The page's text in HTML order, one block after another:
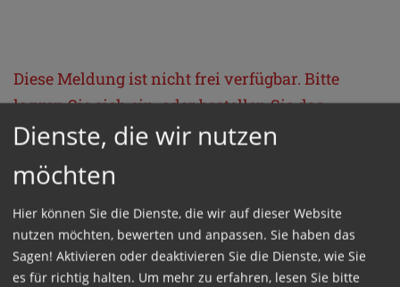
Diese Meldung ist nicht frei verfügbar. Bitte
loggen Sie sich ein, oder bestellen Sie das
ProduktKathpress_online.
Bitte melden Sie sich mit Ihrem Benutzernamen
und Passwort an.
Dienste, die wir nutzen
möchten
Hier können Sie die Dienste, die wir auf dieser Website
nutzen möchten, bewerten und anpassen. Sie haben das
Sagen! Aktivieren oder deaktivieren Sie die Dienste, wie Sie
es für richtig halten. Um mehr zu erfahren, lesen Sie bitte